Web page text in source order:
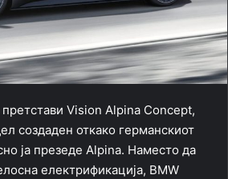
Vision Alpina Concept,
создаден откако германскиот
ја презеде Alpina. Наместо да
електрификација, BMW